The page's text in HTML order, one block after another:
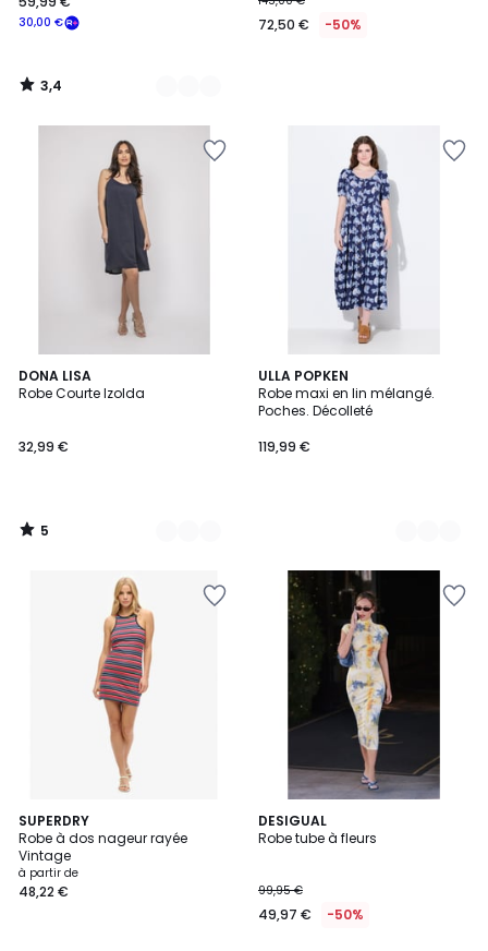
30,00 €
3,4
/
72,50 € -50%
DONA LISA
Robe Courte Izolda
32,99 €
5
/
8
Couleurs
5
/
ULLA POPKEN
Robe maxi en lin mélangé.
Poches. Décolleté
119,99 €
3
Couleurs
SUPERDRY
Robe à dos nageur rayée
Vintage
à partir de
48,22 €
4
Couleurs
DESIGUAL
Robe tube à fleurs
99,95 €
49,97 € -50%